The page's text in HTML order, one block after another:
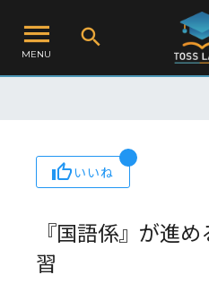
MENU
いいね
『国語係』が進
習